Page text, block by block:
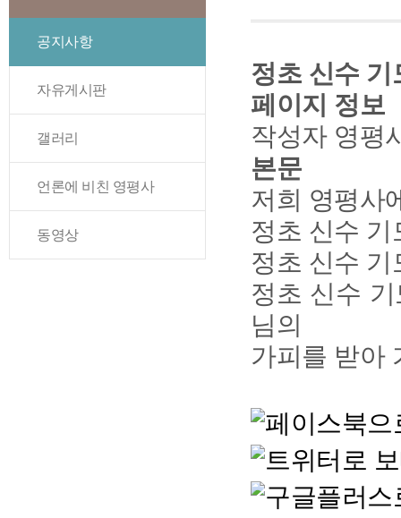
공지사항
자유게시판
갤러리
언론에 비친 영평사
동영상
정초 신수 기
페이지 정보
작성자 영평
본문
저희 영평사
정초 신수 기
정초 신수 기
정초 신수
님의
가피를 받아